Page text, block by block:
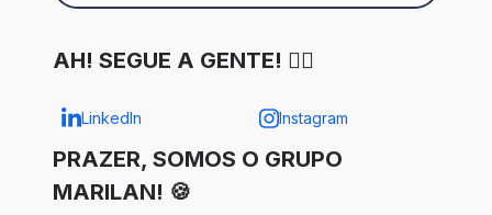
AH! SEGUE A GENTE! ✌🏼
LinkedIn Instagram
PRAZER, SOMOS O GRUPO
MARILAN! 🍪